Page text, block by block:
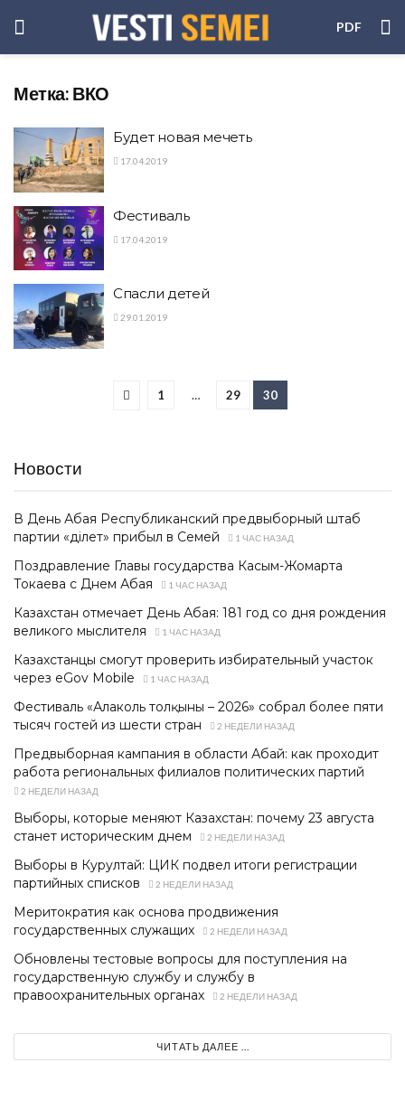
PDF
Метка: ВКО
Будет новая мечеть
17.04.2019
Фестиваль
17.04.2019
Спасли детей
29.01.2019
1 … 29 30
Новости
В День Абая Республиканский предвыборный штаб
партии «Әділет» прибыл в Семей
1 ЧАС НАЗАД
Поздравление Главы государства Касым-Жомарта
Токаева с Днем Абая
1 ЧАС НАЗАД
Казахстан отмечает День Абая: 181 год со дня рождения
великого мыслителя
1 ЧАС НАЗАД
Казахстанцы смогут проверить избирательный участок
через eGov Mobile
1 ЧАС НАЗАД
Фестиваль «Алаколь толқыны – 2026» собрал более пяти
тысяч гостей из шести стран
2 НЕДЕЛИ НАЗАД
Предвыборная кампания в области Абай: как проходит
работа региональных филиалов политических партий
2 НЕДЕЛИ НАЗАД
Выборы, которые меняют Казахстан: почему 23 августа
станет историческим днем
2 НЕДЕЛИ НАЗАД
Выборы в Курултай: ЦИК подвел итоги регистрации
партийных списков
2 НЕДЕЛИ НАЗАД
Меритократия как основа продвижения
государственных служащих
2 НЕДЕЛИ НАЗАД
Обновлены тестовые вопросы для поступления на
государственную службу и службу в
правоохранительных органах
2 НЕДЕЛИ НАЗАД
ЧИТАТЬ ДАЛЕЕ ...